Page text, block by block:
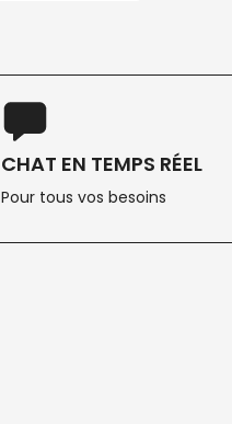
CHAT EN TEMPS RÉEL
Pour tous vos besoins